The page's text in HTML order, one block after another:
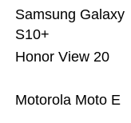
Motorola Moto E
Honor View 20
Samsung Galaxy
S10+